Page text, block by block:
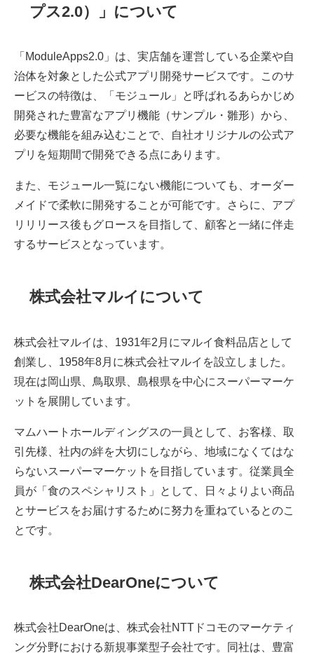
プス2.0）」について
「ModuleApps2.0」は、実店舗を運営している企業や自
治体を対象とした公式アプリ開発サービスです。このサ
ービスの特徴は、「モジュール」と呼ばれるあらかじめ
開発された豊富なアプリ機能（サンプル・雛形）から、
必要な機能を組み込むことで、自社オリジナルの公式ア
プリを短期間で開発できる点にあります。
また、モジュール一覧にない機能についても、オーダー
メイドで柔軟に開発することが可能です。さらに、アプ
リリリース後もグロースを目指して、顧客と一緒に伴走
するサービスとなっています。
株式会社マルイについて
株式会社マルイは、1931年2月にマルイ食料品店として
創業し、1958年8月に株式会社マルイを設立しました。
現在は岡山県、鳥取県、島根県を中心にスーパーマーケ
ットを展開しています。
マムハートホールディングスの一員として、お客様、取
引先様、社内の絆を大切にしながら、地域になくてはな
らないスーパーマーケットを目指しています。従業員全
員が「食のスペシャリスト」として、日々よりよい商品
とサービスをお届けするために努力を重ねているとのこ
とです。
株式会社DearOneについて
株式会社DearOneは、株式会社NTTドコモのマーケティ
ング分野における新規事業型子会社です。同社は、豊富